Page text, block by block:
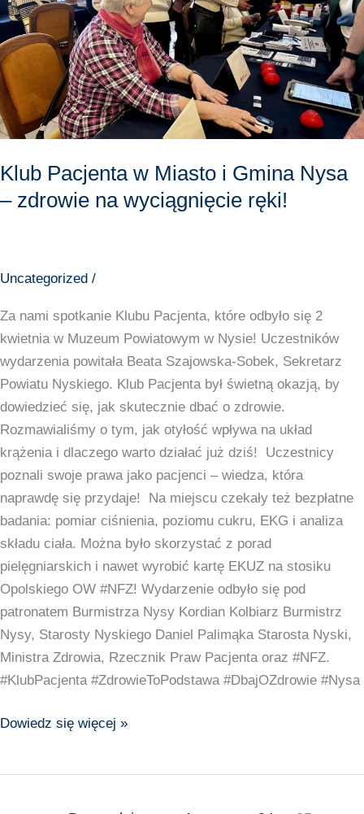
Klub Pacjenta w Miasto i Gmina Nysa
– zdrowie na wyciągnięcie ręki!
Uncategorized /
Za nami spotkanie Klubu Pacjenta, które odbyło się 2
kwietnia w Muzeum Powiatowym w Nysie! Uczestników
wydarzenia powitała Beata Szajowska-Sobek, Sekretarz
Powiatu Nyskiego. Klub Pacjenta był świetną okazją, by
dowiedzieć się, jak skutecznie dbać o zdrowie.
Rozmawialiśmy o tym, jak otyłość wpływa na układ
krążenia i dlaczego warto działać już dziś! Uczestnicy
poznali swoje prawa jako pacjenci – wiedza, która
naprawdę się przydaje! Na miejscu czekały też bezpłatne
badania: pomiar ciśnienia, poziomu cukru, EKG i analiza
składu ciała. Można było skorzystać z porad
pielęgniarskich i nawet wyrobić kartę EKUZ na stosiku
Opolskiego OW #NFZ! Wydarzenie odbyło się pod
patronatem Burmistrza Nysy Kordian Kolbiarz Burmistrz
Nysy, Starosty Nyskiego Daniel Palimąka Starosta Nyski,
Ministra Zdrowia, Rzecznik Praw Pacjenta oraz #NFZ.
#KlubPacjenta #ZdrowieToPodstawa #DbajOZdrowie #Nysa
i
Gmina
Nysa
–
zdrowie
na
ręki!
Dowiedz się więcej »